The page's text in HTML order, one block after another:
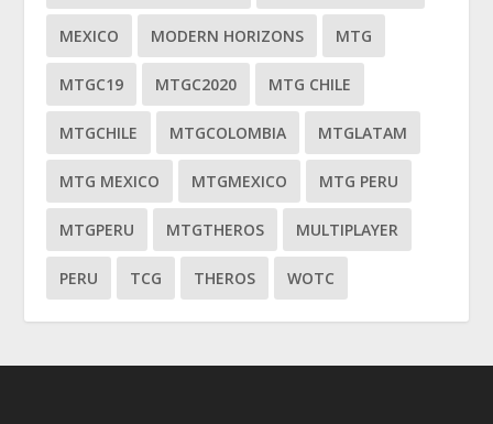
MEXICO MODERN HORIZONS MTG
MTGC19 MTGC2020 MTG CHILE
MTGCHILE MTGCOLOMBIA MTGLATAM
MTG MEXICO MTGMEXICO MTG PERU
MTGPERU MTGTHEROS MULTIPLAYER
PERU TCG THEROS WOTC